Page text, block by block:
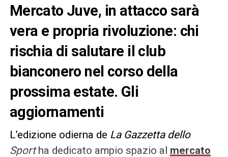
Mercato Juve, in attacco sarà
vera e propria rivoluzione: chi
rischia di salutare il club
bianconero nel corso della
prossima estate. Gli
aggiornamenti
L’edizione odierna de La Gazzetta dello
Sportha dedicato ampio spazio al mercato